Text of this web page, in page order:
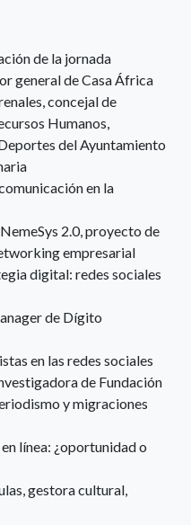
de la jornada
general de Casa África
concejal de
Humanos,
del Ayuntamiento
en la
2.0, proyecto de
empresarial
digital: redes sociales
de Dígito
en las redes sociales
de Fundación
y migraciones
línea: ¿oportunidad o
gestora cultural,